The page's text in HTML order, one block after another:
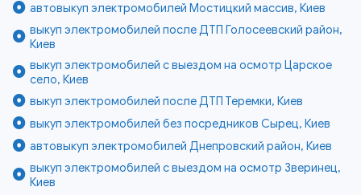
автовыкуп электромобилей Мостицкий массив, Киев
выкуп электромобилей после ДТП Голосеевский район,
Киев
выкуп электромобилей с выездом на осмотр Царское
село, Киев
выкуп электромобилей после ДТП Теремки, Киев
выкуп электромобилей без посредников Сырец, Киев
автовыкуп электромобилей Днепровский район, Киев
выкуп электромобилей с выездом на осмотр Зверинец,
Киев